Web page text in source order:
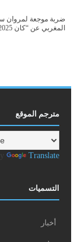
ضربة موجعة لمروان
المغربي عن “كان 2025”
مترجم الموقع
Translate
التسميات
أخبار